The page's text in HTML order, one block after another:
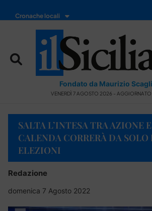
Cronache locali
Fondato da Maurizio
VENERDÌ 7 AGOSTO 2026 - AGGIORNATO
SALTA L’INTESA TRA AZIONE
CALENDA CORRERÀ DA SOLO
ELEZIONI
Redazione
domenica 7 Agosto 2022